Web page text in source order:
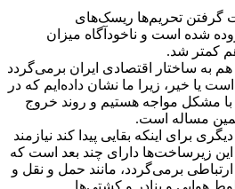
گرفتن تحریم‌ها ریسک‌های
شده است و ناخودآگاه میزان
کمتر شد.
به ساختار اقتصادی ایران برمی‌گردد
یا خیر، زیرا ما نشان داده‌ایم که در
مشکل مواجه هستیم و روند خروج
مساله است.
برای اینکه بقایی پیدا کند نیازمند
زیرساخت‌ها دارای چند بعد است که
برمی‌گردد، مانند حمل و نقل و
هوایی و بنادر و کشتی‌ها.